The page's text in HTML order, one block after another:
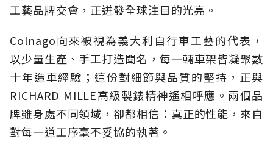
工藝品牌交會，正迸發全球注目的光亮。
Colnago向來被視為義大利自行車工藝的代表，
以少量生產、手工打造聞名，每一輛車架皆凝聚數
十年造車經驗；這份對細節與品質的堅持，正與
RICHARD MILLE高級製錶精神遙相呼應。兩個品
牌雖身處不同領域，卻都相信：真正的性能，來自
對每一道工序毫不妥協的執著。